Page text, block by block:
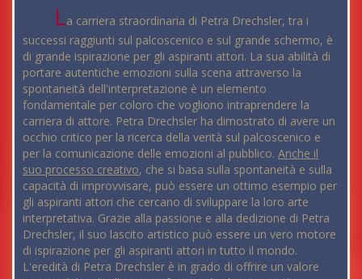
La carriera straordinaria di Petra Drechsler, tra i
successi raggiunti sul palcoscenico e sul grande schermo, è
di grande ispirazione per gli aspiranti attori. La sua abilità di
portare autentiche emozioni sulla scena attraverso la
spontaneità dell'interpretazione è un elemento
fondamentale per coloro che vogliono intraprendere la
carriera di attore. Petra Drechsler ha dimostrato di avere un
occhio critico per la ricerca della verità sul palcoscenico e
per la comunicazione delle emozioni al pubblico. Anche il
suo processo creativo, che si basa sulla spontaneità e sulla
capacità di improvvisare, può essere un ottimo esempio per
gli aspiranti attori che cercano di sviluppare la loro arte
interpretativa. Grazie alla passione e alla dedizione di Petra
Drechsler, il suo lascito artistico può essere un vero motore
di ispirazione per gli aspiranti attori in tutto il mondo.
L'eredità di Petra Drechsler è in grado di offrire un valore